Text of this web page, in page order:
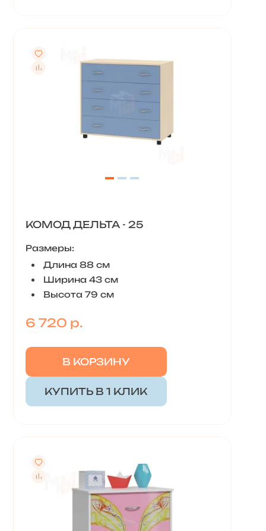
КОМОД ДЕЛЬТА - 25
Размеры:
Длина 88 см
Ширина 43 см
Высота 79 см
6 720 р.
В КОРЗИНУ
КУПИТЬ В 1 КЛИК